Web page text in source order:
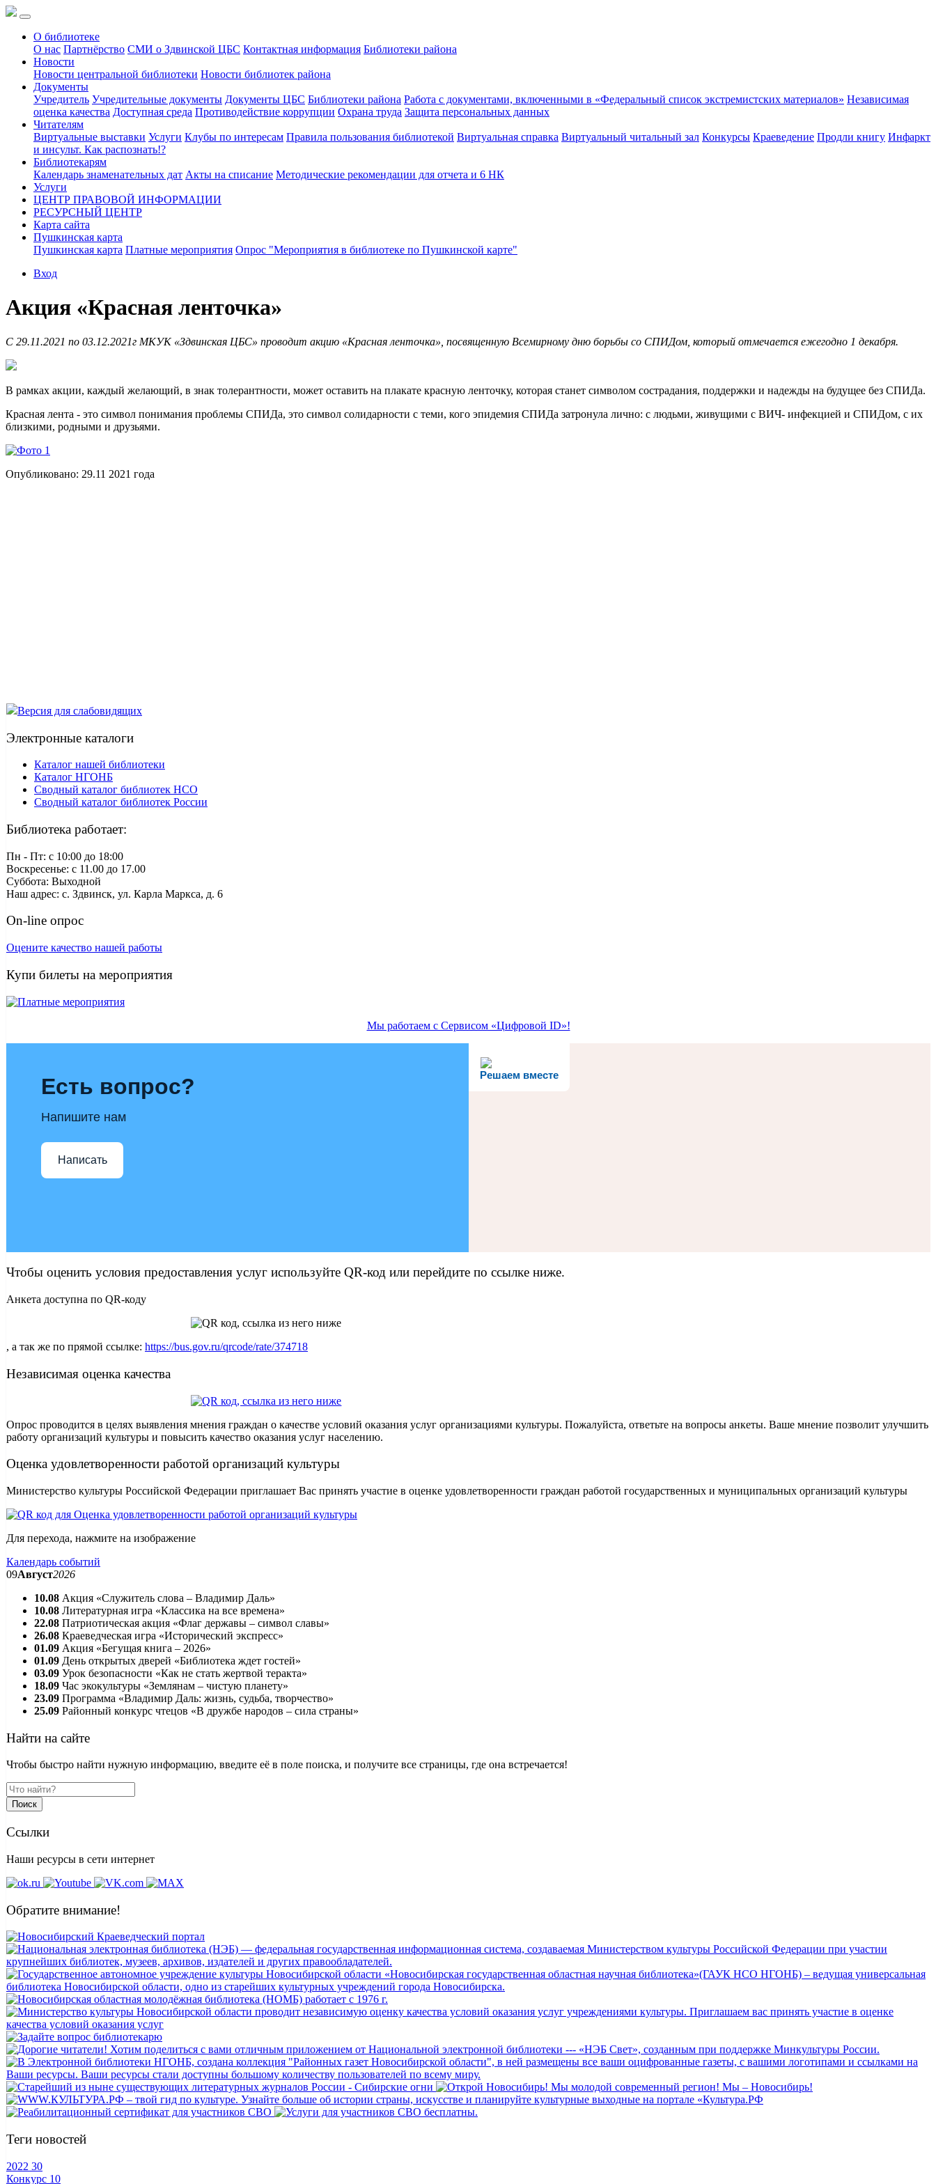
О библиотеке
О нас Партнёрство СМИ о Здвинской ЦБС Контактная информация Библиотеки района
Новости
Новости центральной библиотеки Новости библиотек района
Документы
Учредитель Учредительные документы Документы ЦБС Библиотеки района Работа с документами, включенными в «Федеральный список экстремистских материалов» Независимая
оценка качества Доступная среда Противодействие коррупции Охрана труда Защита персональных данных
Читателям
Виртуальные выставки Услуги Клубы по интересам Правила пользования библиотекой Виртуальная справка Виртуальный читальный зал Конкурсы Краеведение Продли книгу Инфаркт
и инсульт. Как распознать!?
Библиотекарям
Календарь знаменательных дат Акты на списание Методические рекомендации для отчета и 6 НК
Услуги
ЦЕНТР ПРАВОВОЙ ИНФОРМАЦИИ
РЕСУРСНЫЙ ЦЕНТР
Карта сайта
Пушкинская карта
Пушкинская карта Платные мероприятия Опрос "Мероприятия в библиотеке по Пушкинской карте"
Вход
Акция «Красная ленточка»
С 29.11.2021 по 03.12.2021г МКУК «Здвинская ЦБС» проводит акцию «Красная ленточка», посвященную Всемирному дню борьбы со СПИДом, который отмечается ежегодно 1 декабря.
В рамках акции, каждый желающий, в знак толерантности, может оставить на плакате красную ленточку, которая станет символом сострадания, поддержки и надежды на будущее без СПИДа.
Красная лента - это символ понимания проблемы СПИДа, это символ солидарности с теми, кого эпидемия СПИДа затронула лично: с людьми, живущими с ВИЧ- инфекцией и СПИДом, с их
близкими, родными и друзьями.
Опубликовано: 29.11 2021 года
Версия для слабовидящих
Электронные каталоги
Каталог нашей библиотеки
Каталог НГОНБ
Сводный каталог библиотек НСО
Сводный каталог библиотек России
Библиотека работает:
Пн - Пт: c 10:00 до 18:00
Воскресенье: с 11.00 до 17.00
Суббота: Выходной
Наш адрес: с. Здвинск, ул. Карла Маркса, д. 6
On-line опрос
Оцените качество нашей работы
Купи билеты на мероприятия
Мы работаем с Сервисом «Цифровой ID»!
Решаем вместе
Есть вопрос?
Напишите нам
Написать
Чтобы оценить условия предоставления услуг используйте QR-код или перейдите по ссылке ниже.
Анкета доступна по QR-коду
, а так же по прямой ссылке: https://bus.gov.ru/qrcode/rate/374718
Независимая оценка качества
Опрос проводится в целях выявления мнения граждан о качестве условий оказания услуг организациями культуры. Пожалуйста, ответьте на вопросы анкеты. Ваше мнение позволит улучшить
работу организаций культуры и повысить качество оказания услуг населению.
Оценка удовлетворенности работой организаций культуры
Министерство культуры Российской Федерации приглашает Вас принять участие в оценке удовлетворенности граждан работой государственных и муниципальных организаций культуры
Для перехода, нажмите на изображение
Календарь событий
09Август2026
10.08 Акция «Служитель слова – Владимир Даль»
10.08 Литературная игра «Классика на все времена»
22.08 Патриотическая акция «Флаг державы – символ славы»
26.08 Краеведческая игра «Исторический экспресс»
01.09 Акция «Бегущая книга – 2026»
01.09 День открытых дверей «Библиотека ждет гостей»
03.09 Урок безопасности «Как не стать жертвой теракта»
18.09 Час экокультуры «Землянам – чистую планету»
23.09 Программа «Владимир Даль: жизнь, судьба, творчество»
25.09 Районный конкурс чтецов «В дружбе народов – сила страны»
Найти на сайте
Чтобы быстро найти нужную информацию, введите её в поле поиска, и получите все страницы, где она встречается!
Поиск
Ссылки
Наши ресурсы в сети интернет
Обратите внимание!
Теги новостей
2022 30
Конкурс 10